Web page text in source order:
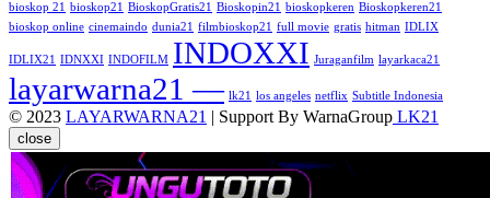
bioskop 21 bioskop21 BioskopGratis21 Bioskopin21 bioskopkeren Bioskopkeren21
bioskop online cinemaindo dunia21 filmbioskop21 full movie gratis hitman IDLIX
IDLIX21 IDNXXI INDOFILM INDOXXI Juraganfilm layarkaca21
layarwarna21 — lk21 los angeles netflix Subtitle Indonesia
© 2023 LAYARWARNA21 | Support By WarnaGroup LK21
close